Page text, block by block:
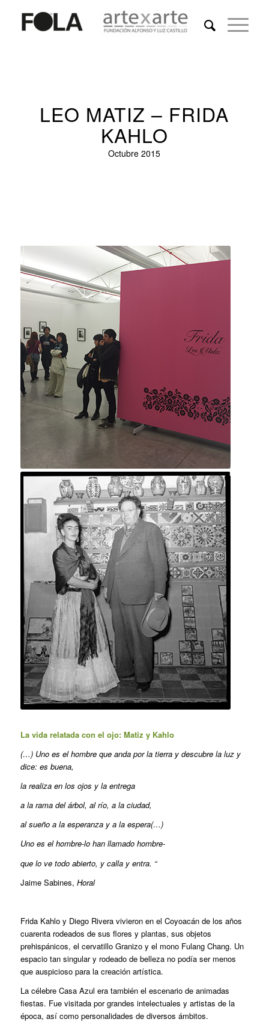
LEO MATIZ – FRIDA
KAHLO
Octubre 2015
La vida relatada con el ojo: Matiz y Kahlo
(…) Uno es el hombre que anda por la tierra y descubre la luz y
dice: es buena,
la realiza en los ojos y la entrega
a la rama del árbol, al río, a la ciudad,
al sueño a la esperanza y a la espera(…)
Uno es el hombre-lo han llamado hombre-
que lo ve todo abierto, y calla y entra. “
Jaime Sabines, Horal
Frida Kahlo y Diego Rivera vivieron en el Coyoacán de los años
cuarenta rodeados de sus flores y plantas, sus objetos
prehispánicos, el cervatillo Granizo y el mono Fulang Chang. Un
espacio tan singular y rodeado de belleza no podía ser menos
que auspicioso para la creación artística.
La célebre Casa Azul era también el escenario de animadas
fiestas. Fue visitada por grandes intelectuales y artistas de la
época, así como personalidades de diversos ámbitos.